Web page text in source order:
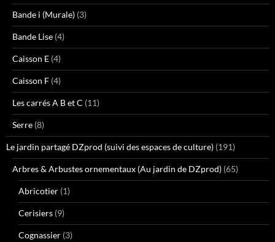
Bande i (Murale) (3)
Bande Lise (4)
Caisson E (4)
Caisson F (4)
Les carrés A B et C (11)
Serre (8)
Le jardin partagé DZprod (suivi des espaces de culture) (191)
Arbres & Arbustes ornementaux (Au jardin de DZprod) (65)
Abricotier (1)
Cerisiers (9)
Cognassier (3)